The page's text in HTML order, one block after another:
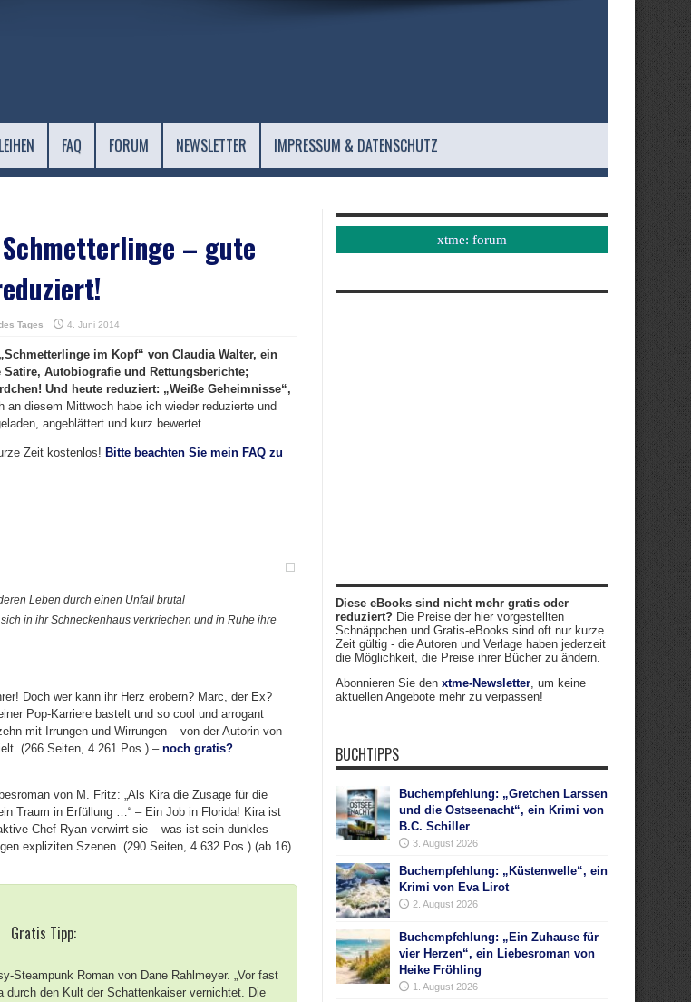
FAQ FORUM NEWSLETTER IMPRESSUM & DATENSCHUTZ
– gute
Tages 4. Juni 2014
im Kopf“ von Claudia Walter, ein
Autobiografie und Rettungsberichte;
Und heute reduziert: „Weiße Geheimnisse“,
an diesem Mittwoch habe ich wieder reduzierte und
angeblättert und kurz bewertet.
Zeit kostenlos! Bitte beachten Sie mein FAQ zu
Leben durch einen Unfall brutal
in ihr Schneckenhaus verkriechen und in Ruhe ihre
Doch wer kann ihr Herz erobern? Marc, der Ex?
Pop-Karriere bastelt und so cool und arrogant
mit Irrungen und Wirrungen – von der Autorin von
(266 Seiten, 4.261 Pos.) – noch gratis?
von M. Fritz: „Als Kira die Zusage für die
Traum in Erfüllung …“ – Ein Job in Florida! Kira ist
Chef Ryan verwirrt sie – was ist sein dunkles
expliziten Szenen. (290 Seiten, 4.632 Pos.) (ab 16)
Gratis Tipp:
Steampunk Roman von Dane Rahlmeyer. „Vor fast
durch den Kult der Schattenkaiser vernichtet. Die
xtme: forum
Diese eBooks sind nicht mehr gratis oder
reduziert? Die Preise der hier vorgestellten
Schnäppchen und Gratis-eBooks sind oft nur kurze
Zeit gültig - die Autoren und Verlage haben jederzeit
die Möglichkeit, die Preise ihrer Bücher zu ändern.
Abonnieren Sie den xtme-Newsletter, um keine
aktuellen Angebote mehr zu verpassen!
BUCHTIPPS
Buchempfehlung: „Gretchen Larssen
und die Ostseenacht“, ein Krimi von
B.C. Schiller
3. August 2026
Buchempfehlung: „Küstenwelle“, ein
Krimi von Eva Lirot
2. August 2026
Buchempfehlung: „Ein Zuhause für
vier Herzen“, ein Liebesroman von
Heike Fröhling
1. August 2026